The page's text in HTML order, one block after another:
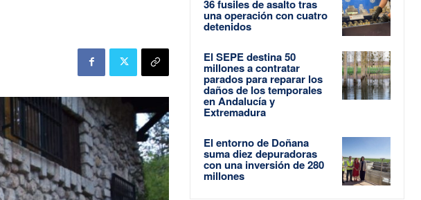
36 fusiles de asalto tras
una operación con cuatro
detenidos
El SEPE destina 50
millones a contratar
parados para reparar los
daños de los temporales
en Andalucía y
Extremadura
El entorno de Doñana
suma diez depuradoras
con una inversión de 280
millones